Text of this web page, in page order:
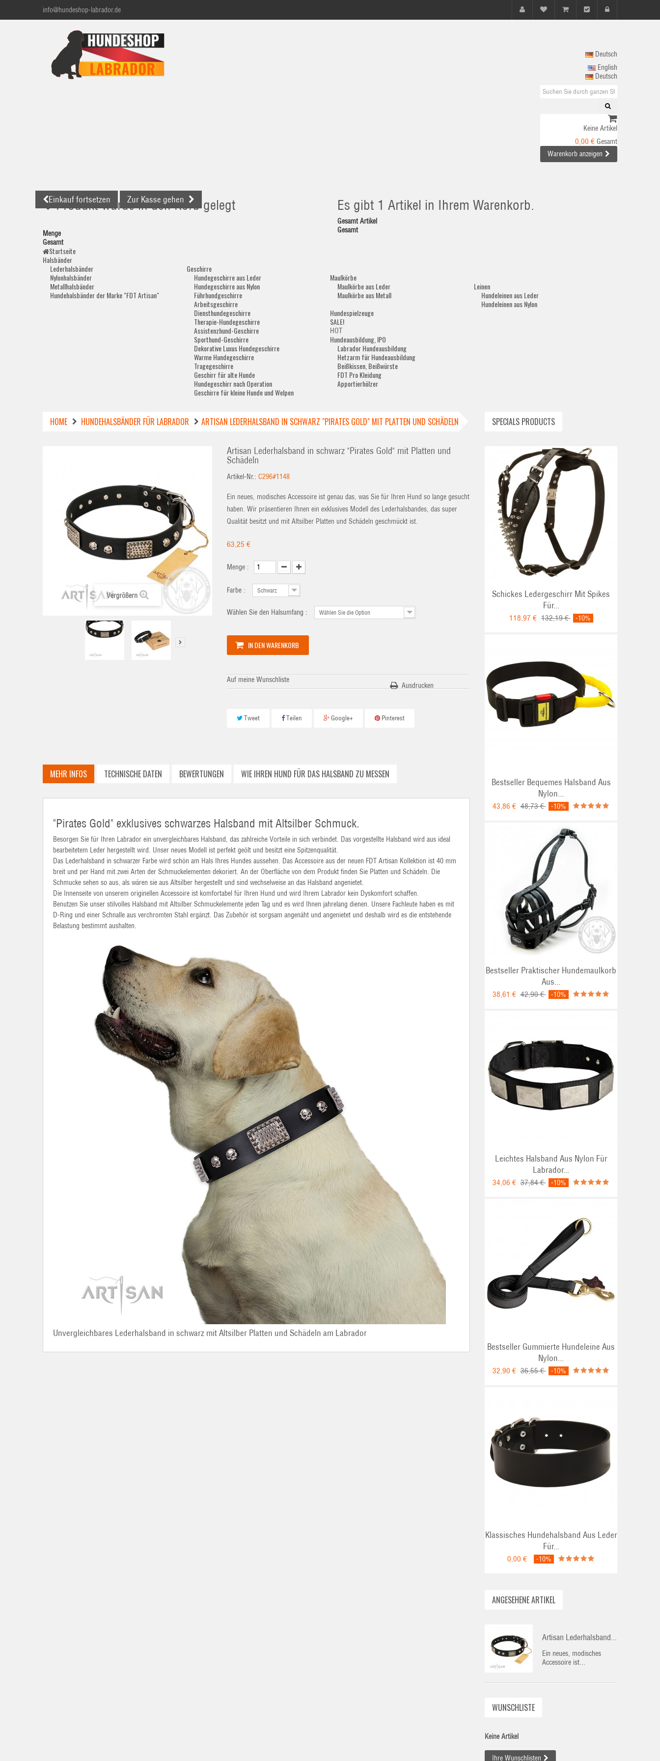
info@hundeshop-labrador.de
Deutsch
English
Deutsch
Keine Artikel
0,00 € Gesamt
Warenkorb anzeigen
Produkt wurde in den Korb gelegt
Menge
Gesamt
Es gibt 1 Artikel in Ihrem Warenkorb.
Gesamt Artikel
Gesamt
Einkauf fortsetzen Zur Kasse gehen
Startseite
Halsbänder
Lederhalsbänder
Nylonhalsbänder
Metallhalsbänder
Hundehalsbänder der Marke "FDT Artisan"
Geschirre
Hundegeschirre aus Leder
Hundegeschirre aus Nylon
Führhundgeschirre
Arbeitsgeschirre
Diensthundegeschirre
Therapie-Hundegeschirre
Assistenzhund-Geschirre
Sporthund-Geschirre
Dekorative Luxus Hundegeschirre
Warme Hundegeschirre
Tragegeschirre
Geschirr für alte Hunde
Hundegeschirr nach Operation
Geschirre für kleine Hunde und Welpen
Maulkörbe
Maulkörbe aus Leder
Maulkörbe aus Metall
Leinen
Hundeleinen aus Leder
Hundeleinen aus Nylon
Hundespielzeuge
SALE!
HOT
Hundeausbildung, IPO
Labrador Hundeausbildung
Hetzarm für Hundeausbildung
Beißkissen, Beißwürste
FDT Pro Kleidung
Apportierhölzer
HOME HUNDEHALSBÄNDER FÜR LABRADOR ARTISAN LEDERHALSBAND IN SCHWARZ "PIRATES GOLD" MIT PLATTEN UND SCHÄDELN
Vergrößern
Artisan Lederhalsband in schwarz "Pirates Gold" mit Platten und
Schädeln
Artikel-Nr.: C296#1148
Ein neues, modisches Accessoire ist genau das, was Sie für Ihren Hund so lange gesucht
haben. Wir präsentieren Ihnen ein exklusives Modell des Lederhalsbandes, das super
Qualität besitzt und mit Altsilber Platten und Schädeln geschmückt ist.
63,25 €
Menge :
Farbe : Schwarz
Wählen Sie den Halsumfang : Wählen Sie die Option
IN DEN WARENKORB
Auf meine Wunschliste
Ausdrucken
Tweet Teilen Google+ Pinterest
MEHR INFOS TECHNISCHE DATEN BEWERTUNGEN WIE IHREN HUND FÜR DAS HALSBAND ZU MESSEN
"Pirates Gold" exklusives schwarzes Halsband mit Altsilber Schmuck.
Besorgen Sie für Ihren Labrador ein unvergleichbares Halsband, das zahlreiche Vorteile in sich verbindet. Das vorgestellte Halsband wird aus ideal
bearbeitetem Leder hergestellt wird. Unser neues Modell ist perfekt geölt und besitzt eine Spitzenqualität.
Das Lederhalsband in schwarzer Farbe wird schön am Hals Ihres Hundes aussehen. Das Accessoire aus der neuen FDT Artisan Kollektion ist 40 mm
breit und per Hand mit zwei Arten der Schmuckelementen dekoriert. An der Oberfläche von dem Produkt finden Sie Platten und Schädeln. Die
Schmucke sehen so aus, als wären sie aus Altsilber hergestellt und sind wechselweise an das Halsband angenietet.
Die Innenseite von unserem originellen Accessoire ist komfortabel für Ihren Hund und wird Ihrem Labrador kein Dyskomfort schaffen.
Benutzen Sie unser stilvolles Halsband mit Altsilber Schmuckelemente jeden Tag und es wird Ihnen jahrelang dienen. Unsere Fachleute haben es mit
D-Ring und einer Schnalle aus verchromten Stahl ergänzt. Das Zubehör ist sorgsam angenäht und angenietet und deshalb wird es die entstehende
Belastung bestimmt aushalten.
Unvergleichbares Lederhalsband in schwarz mit Altsilber Platten und Schädeln am Labrador
SPECIALS PRODUCTS
Schickes Ledergeschirr Mit Spikes
Für...
118,97 € 132,19 € -10%
Bestseller Bequemes Halsband Aus
Nylon...
43,86 € 48,73 € -10%
Bestseller Praktischer Hundemaulkorb
Aus...
38,61 € 42,90 € -10%
Leichtes Halsband Aus Nylon Für
Labrador...
34,06 € 37,84 € -10%
Bestseller Gummierte Hundeleine Aus
Nylon...
32,90 € 36,55 € -10%
Klassisches Hundehalsband Aus Leder
Für...
0,00 € -10%
ANGESEHENE ARTIKEL
Artisan Lederhalsband...
Ein neues, modisches
Accessoire ist...
WUNSCHLISTE
Keine Artikel
Ihre Wunschlisten